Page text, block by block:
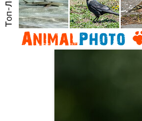
Морда
Собачка Осень
Насекомое
Коты Lebert